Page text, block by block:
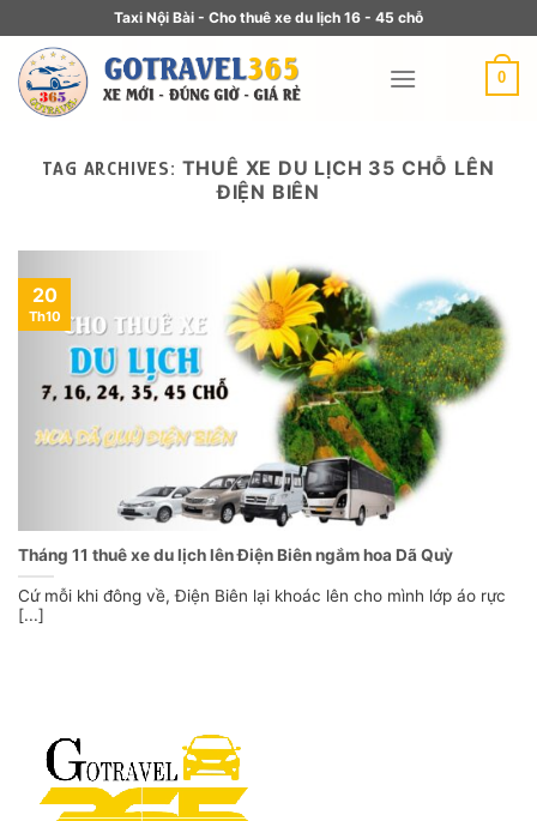
Taxi Nội Bài - Cho thuê xe du lịch 16 - 45 chỗ
0
TAG ARCHIVES: THUÊ XE DU LỊCH 35 CHỖ LÊN
ĐIỆN BIÊN
Tháng 11 thuê xe du lịch lên Điện Biên ngắm hoa Dã Quỳ
Cứ mỗi khi đông về, Điện Biên lại khoác lên cho mình lớp áo rực
[...]
20
Th10